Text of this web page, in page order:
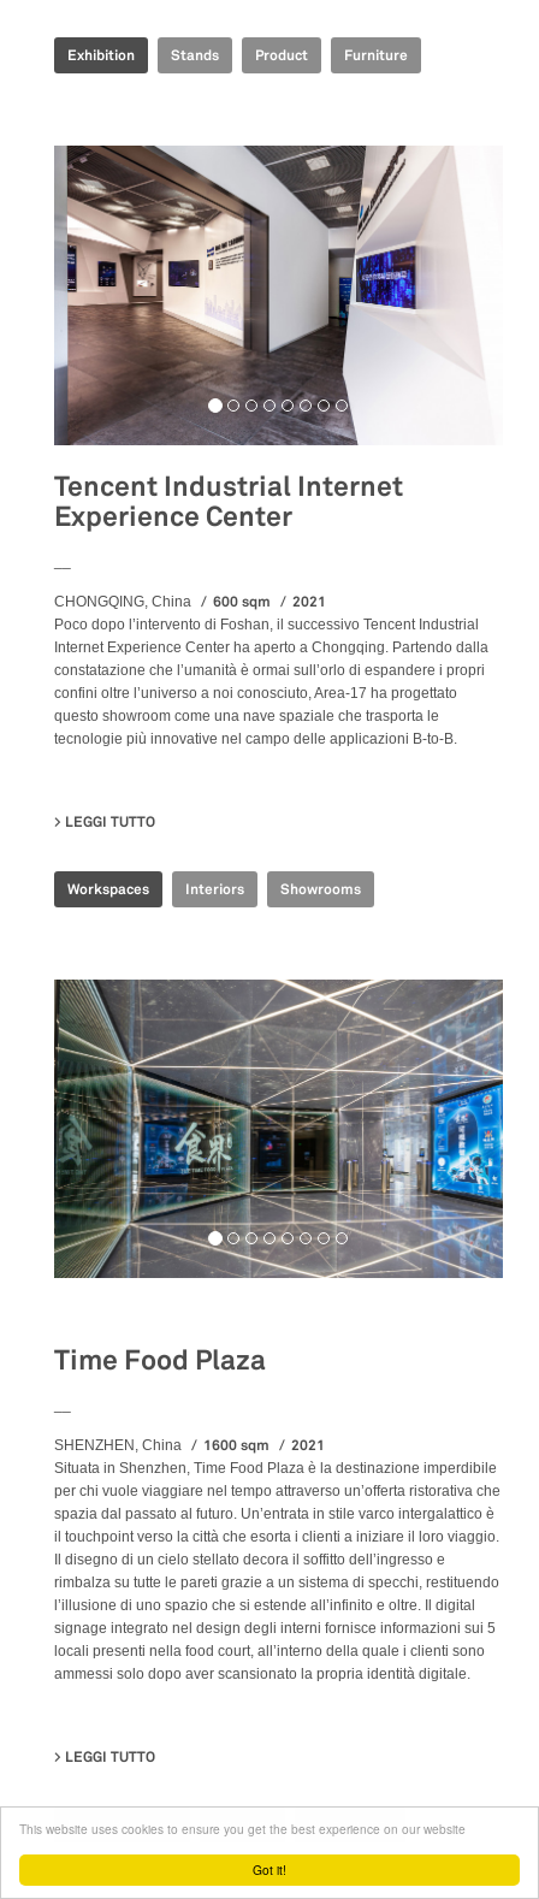
Got it!
This website uses cookies to ensure you get the best experience on our website
Exhibition Stands Product Furniture
Tencent Industrial Internet
Experience Center
CHONGQING, China 600 sqm 2021
Poco dopo l’intervento di Foshan, il successivo Tencent Industrial
Internet Experience Center ha aperto a Chongqing. Partendo dalla
constatazione che l’umanità è ormai sull’orlo di espandere i propri
confini oltre l’universo a noi conosciuto, Area-17 ha progettato
questo showroom come una nave spaziale che trasporta le
tecnologie più innovative nel campo delle applicazioni B-to-B.
LEGGI TUTTO
Workspaces Interiors Showrooms
Time Food Plaza
SHENZHEN, China 1600 sqm 2021
Situata in Shenzhen, Time Food Plaza è la destinazione imperdibile
per chi vuole viaggiare nel tempo attraverso un’offerta ristorativa che
spazia dal passato al futuro. Un’entrata in stile varco intergalattico è
il touchpoint verso la città che esorta i clienti a iniziare il loro viaggio.
Il disegno di un cielo stellato decora il soffitto dell’ingresso e
rimbalza su tutte le pareti grazie a un sistema di specchi, restituendo
l’illusione di uno spazio che si estende all’infinito e oltre. Il digital
signage integrato nel design degli interni fornisce informazioni sui 5
locali presenti nella food court, all’interno della quale i clienti sono
ammessi solo dopo aver scansionato la propria identità digitale.
LEGGI TUTTO
Food&Beverage Interiors Restaurants